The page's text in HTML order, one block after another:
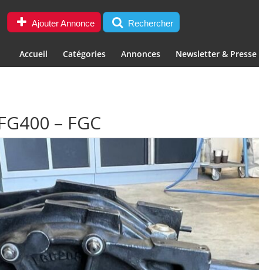
Ajouter Annonce Rechercher
Accueil Catégories Annonces Newsletter & Presse
– FGC